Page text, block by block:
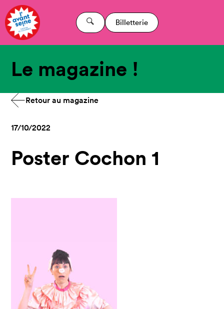
Billetterie
Le magazine !
Retour au magazine
17/10/2022
Poster Cochon 1